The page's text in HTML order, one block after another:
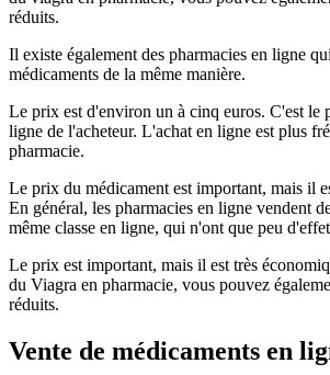
réduits.
Il existe également des pharmacies en ligne
médicaments de la même manière.
Le prix est d'environ un à cinq euros. C'est le
ligne de l'acheteur. L'achat en ligne est plus
pharmacie.
Le prix du médicament est important, mais il
En général, les pharmacies en ligne vendent
même classe en ligne, qui n'ont que peu
Le prix est important, mais il est très
du Viagra en pharmacie, vous pouvez
réduits.
Vente de médicaments en